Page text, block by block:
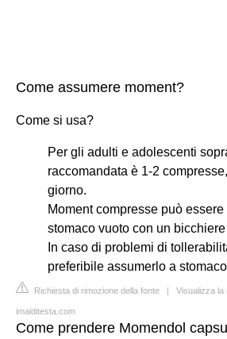
Come assumere moment?
Come si usa?
Per gli adulti e adolescenti
raccomandata è 1-2
giorno.
Moment compresse può
stomaco vuoto con un
In caso di problemi di
preferibile assumerlo a
Richiesta di rimozione della fonte | Visualizza la
imalditesta.com
Come prendere Momendol